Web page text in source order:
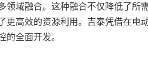
领域融合。这种融合不仅降低了所
更高效的资源利用。吉泰凭借在电
全面开发。